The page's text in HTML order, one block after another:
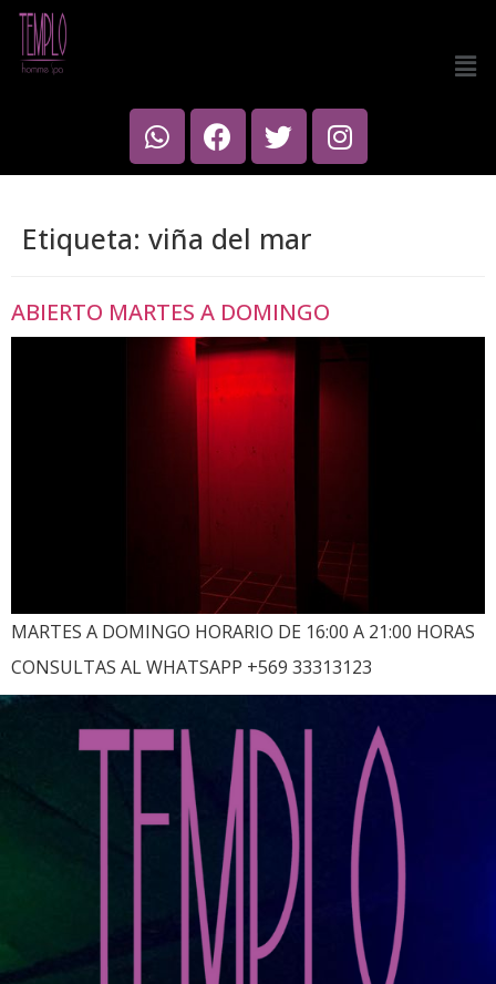
Etiqueta: viña del mar
ABIERTO MARTES A DOMINGO
MARTES A DOMINGO HORARIO DE 16:00 A 21:00 HORAS
CONSULTAS AL WHATSAPP +569 33313123